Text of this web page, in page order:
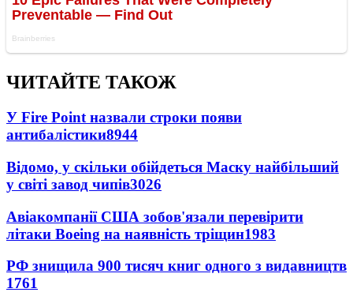
ЧИТАЙТЕ ТАКОЖ
У Fire Point назвали строки появи
антибалістики8944
Відомо, у скільки обійдеться Маску найбільший
у світі завод чипів3026
Авіакомпанії США зобов'язали перевірити
літаки Boeing на наявність тріщин1983
РФ знищила 900 тисяч книг одного з видавництв
1761